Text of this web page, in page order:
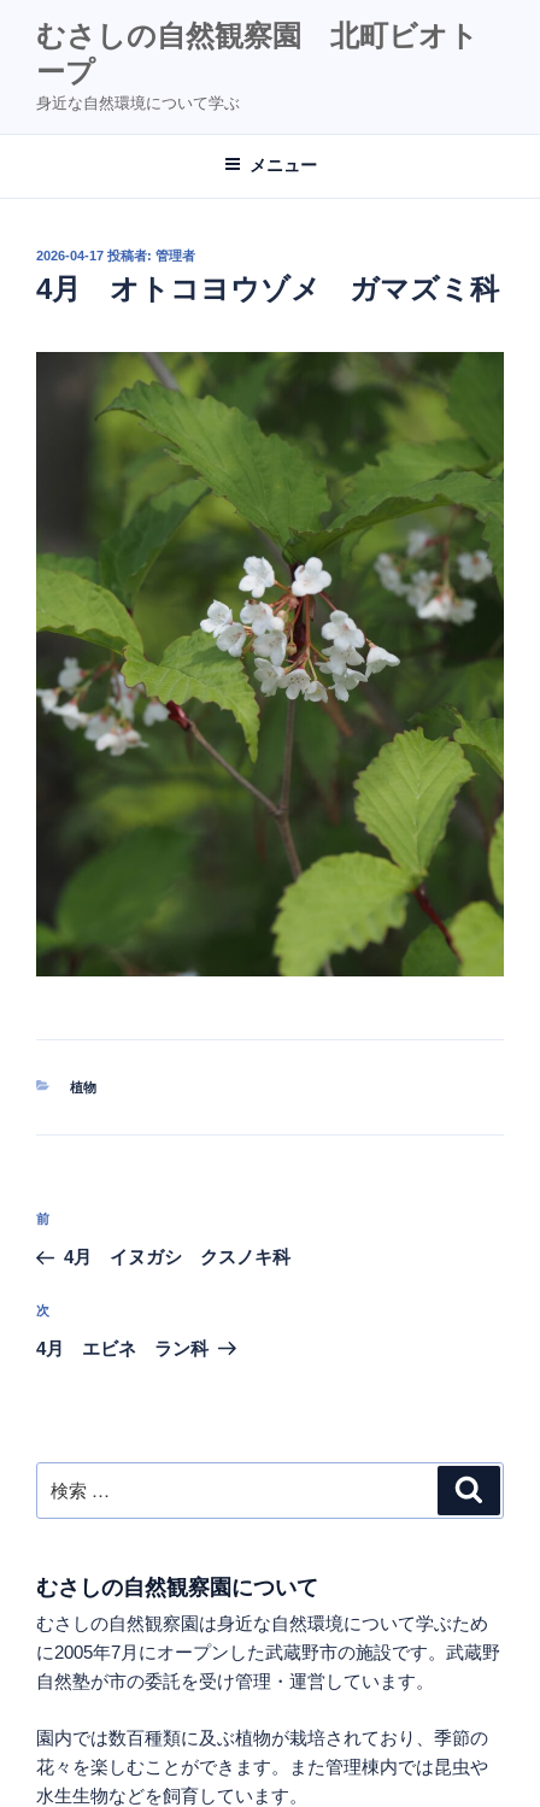
むさしの自然観察園 北町ビオト
ープ
身近な自然環境について学ぶ
メニュー
投
稿
日:
2026-04-17 投稿者: 管理者
4月 オトコヨウゾメ ガマズミ科
カ
植物
投
ナ
ビ
ゲ
ン
過
去
投
稿
前
4月 イヌガシ クスノキ科
次
の
次
4月 エビネ ラン科
索:
むさしの自然観察園について
むさしの自然観察園は身近な自然環境について学ぶため
に2005年7月にオープンした武蔵野市の施設です。武蔵野
自然塾が市の委託を受け管理・運営しています。
園内では数百種類に及ぶ植物が栽培されており、季節の
花々を楽しむことができます。また管理棟内では昆虫や
水生生物などを飼育しています。